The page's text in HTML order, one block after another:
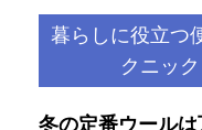
暮らしに役立つ
クニック
冬の定番ウール